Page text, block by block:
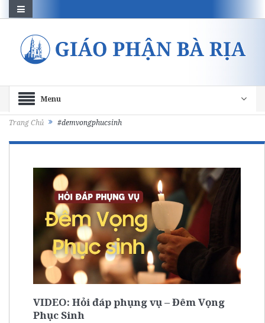
Menu
Trang Chủ #demvongphucsinh
VIDEO: Hỏi đáp phụng vụ – Đêm Vọng
Phục Sinh